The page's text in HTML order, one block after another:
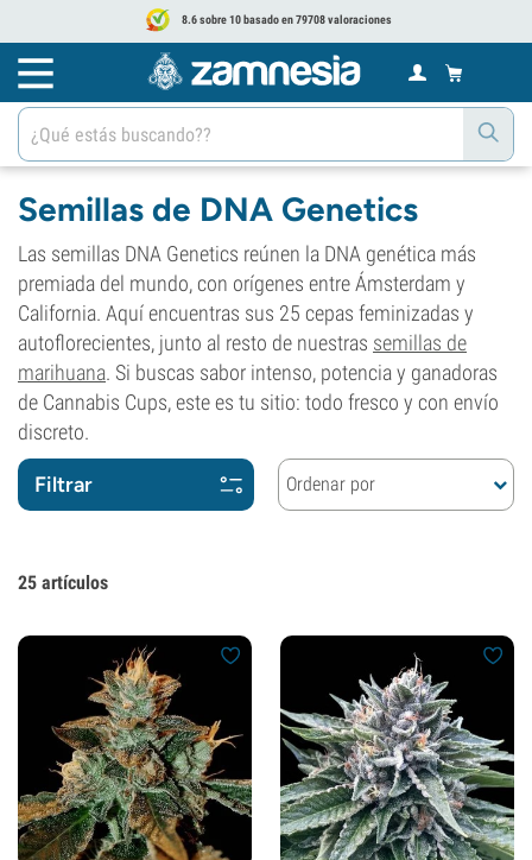
8.6 sobre 10 basado en 79708 valoraciones
Semillas de DNA Genetics
Las semillas DNA Genetics reúnen la DNA genética más
premiada del mundo, con orígenes entre Ámsterdam y
California. Aquí encuentras sus 25 cepas feminizadas y
autoflorecientes, junto al resto de nuestras semillas de
marihuana. Si buscas sabor intenso, potencia y ganadoras
de Cannabis Cups, este es tu sitio: todo fresco y con envío
discreto.
Filtrar Ordenar por
25 artículos